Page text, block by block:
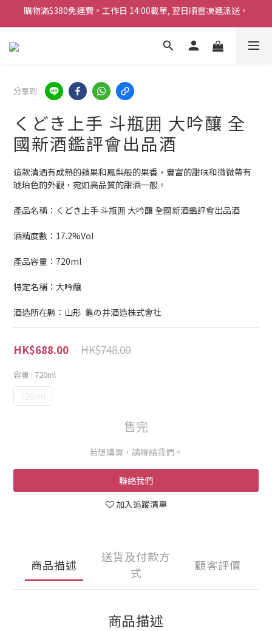
購物滿$380免運費。工作日 14:00截單, 翌日順豐凍運派送。
「720ml 清酒自由配 (Mix & Match)」$698 任選 4 支
消費滿$1000 即送六罐六甲啤酒
購物滿$380免運費。工作日 14:00截單, 翌日順豐凍運派送。
分享到
くどき上手 斗瓶囲 大吟釀 全
國新酒鑑評會出品酒
這款清酒有成熟的蘋果和鳳梨般的果香，豐富的甜味和微微帶有
琥珀色的外觀，宛如高品質的甜酒一般。
產品名稱：くどき上手 斗瓶囲 大吟釀 全國新酒鑑評會出品酒
酒精度數：17.2%Vol
產品容量：720ml
特定名稱：大吟釀
酒造所在縣：山形  龜の井酒造株式會社
HK$748.00
HK$688.00
容量 : 720ml
720ml
售完
若想購買，請聯絡我們。
聯絡我們
加入追蹤清單
商品描述
送貨及付款方
式
顧客評價
商品描述